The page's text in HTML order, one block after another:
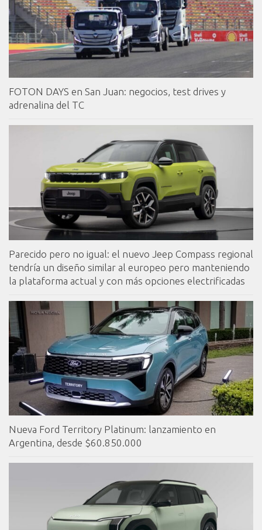
FOTON DAYS en San Juan: negocios, test drives y
adrenalina del TC
Parecido pero no igual: el nuevo Jeep Compass regional
tendría un diseño similar al europeo pero manteniendo
la plataforma actual y con más opciones electrificadas
Nueva Ford Territory Platinum: lanzamiento en
Argentina, desde $60.850.000